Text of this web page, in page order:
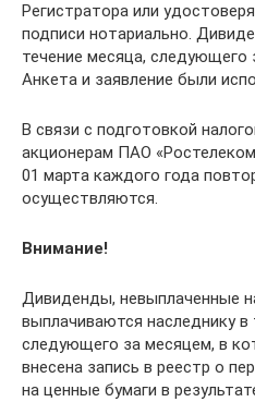
Регистратора или
подписи нотариально.
течение месяца,
Анкета и заявление были
В связи с подготовкой
акционерам ПАО
01 марта каждого года
осуществляются.
Внимание!
Дивиденды, невыплаченные
выплачиваются наследнику в
следующего за месяцем, в
внесена запись в реестр о
на ценные бумаги в